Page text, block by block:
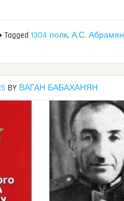
Tagged 1304 полк, А.С. Абрамян
BY ВАГАН БАБАХАНЯН